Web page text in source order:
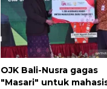
OJK Bali-Nusra gagas
"Masari" untuk